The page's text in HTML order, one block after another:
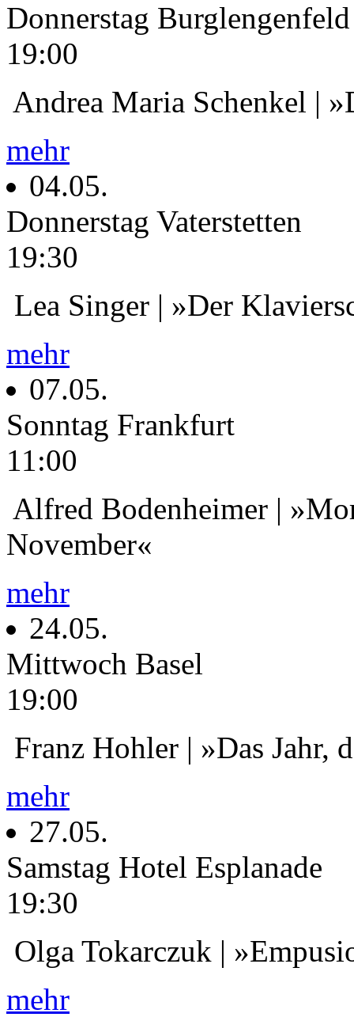
Donnerstag Burglengenfeld
19:00
Andrea Maria Schenkel |
mehr
04.05.
Donnerstag Vaterstetten
19:30
Lea Singer | »Der
mehr
07.05.
Sonntag Frankfurt
11:00
Alfred Bodenheimer |
November«
mehr
24.05.
Mittwoch Basel
19:00
Franz Hohler | »Das Jahr,
mehr
27.05.
Samstag Hotel Esplanade
19:30
Olga Tokarczuk |
mehr